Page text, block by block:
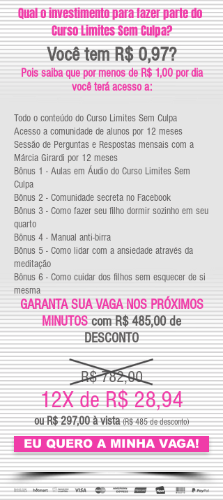
Qual o investimento para fazer parte do
Curso Limites Sem Culpa?
Você tem R$ 0,97?
Pois saiba que por menos de R$ 1,00 por dia
você terá acesso a:
GARANTA SUA VAGA NOS PRÓXIMOS
MINUTOScom R$ 485,00 de
DESCONTO
R$ 782,00
12X de R$ 28,94
ou R$ 297,00 à vista(R$ 485 de desconto)
Todo o conteúdo do Curso Limites Sem Culpa
Acesso a comunidade de alunos por 12 meses
Sessão de Perguntas e Respostas mensais com a
Márcia Girardi por 12 meses
Bônus 1 - Aulas em Áudio do Curso Limites Sem
Culpa
Bônus 2 - Comunidade secreta no Facebook
Bônus 3 - Como fazer seu filho dormir sozinho em seu
quarto
Bônus 4 - Manual anti-birra
Bônus 5 - Como lidar com a ansiedade através da
meditação
Bônus 6 - Como cuidar dos filhos sem esquecer de si
mesma
EU QUERO A MINHA VAGA!